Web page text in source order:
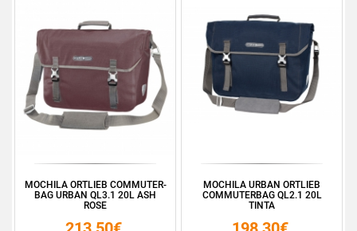
MOCHILA ORTLIEB COMMUTER-
BAG URBAN QL3.1 20L ASH
ROSE
MOCHILA URBAN ORTLIEB
COMMUTERBAG QL2.1 20L
TINTA